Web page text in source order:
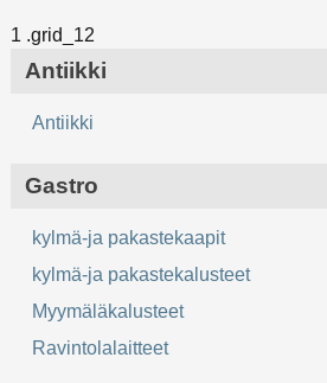
Antiikki
Antiikki
Gastro
kylmä-ja pakastekaapit
kylmä-ja pakastekalusteet
Myymäläkalusteet
Ravintolalaitteet